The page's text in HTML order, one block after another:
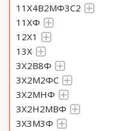
11Х4В2МФ3С2
11ХФ
12Х1
13Х
3Х2В8Ф
3Х2М2ФС
3Х2МНФ
3Х2Н2МВФ
3Х3М3Ф